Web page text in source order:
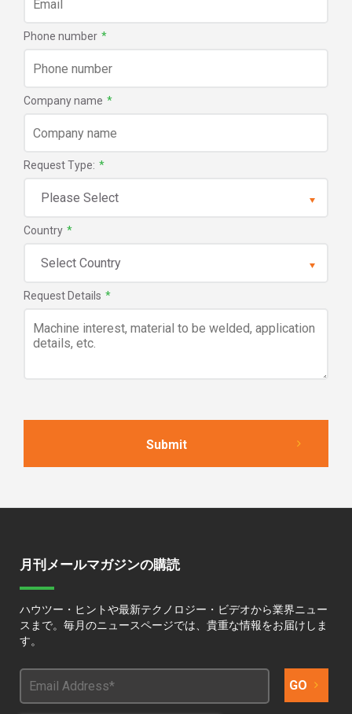
Phone number *
Company name *
Request Type: *
Country *
Request Details *
月刊メールマガジンの購読
ハウツー・ヒントや最新テクノロジー・ビデオから業界ニュー
スまで。毎月のニュースページでは、貴重な情報をお届けしま
す。